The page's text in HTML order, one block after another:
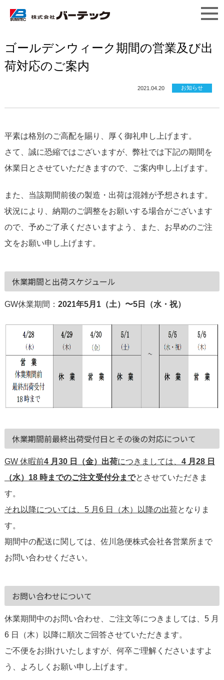
ゴールデンウィーク期間の営業及び出
荷対応のご案内
2021.04.20 お知らせ
平素は格別のご高配を賜り、厚く御礼申し上げます。
さて、誠に恐縮ではございますが、弊社では下記の期間を
休業日とさせていただきますので、ご案内申し上げます。
また、当該期間前後の製造・出荷は混雑が予想されます。
状況により、納期のご調整をお願いする場合がございます
ので、予めご了承くださいますよう、また、お早めのご注
文をお願い申し上げます。
休業期間と出荷スケジュール
GW休業期間： 2021年5月1（土）〜5日（水・祝）
休業期間前最終出荷受付日とその後の対応について
GW 休暇前4 月30 日（金）出荷につきましては、 4 月28 日
（水）18 時までのご注文受付分までとさせていただきま
す。
それ以降については、5 月6 日（木）以降の出荷となりま
す。
期間中の配送に関しては、佐川急便株式会社各営業所まで
お問い合わせください。
お問い合わせについて
休業期間中のお問い合わせ、ご注文等につきましては、5 月
6 日（木）以降に順次ご回答させていただきます。
ご不便をお掛けいたしますが、何卒ご理解くださいますよ
う、よろしくお願い申し上げます。